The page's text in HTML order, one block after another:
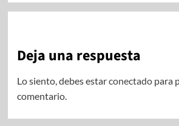
Deja una respuesta
Lo siento, debes estarconectadopara
comentario.